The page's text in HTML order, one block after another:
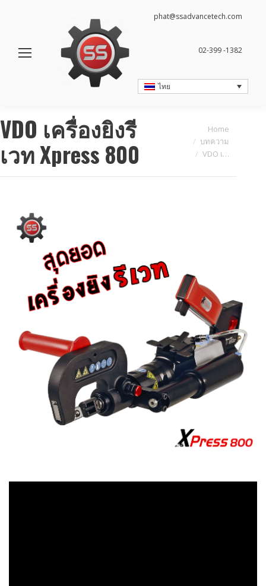
phat@ssadvancetech.com
02-399 -1382
ไทย
VDO เครื่องยิงรี
เวท Xpress 800
You are here:
Home
บทความ
VDO เ…